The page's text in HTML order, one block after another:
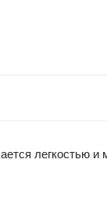
легкостью